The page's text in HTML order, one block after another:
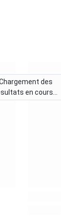
des
en cours...